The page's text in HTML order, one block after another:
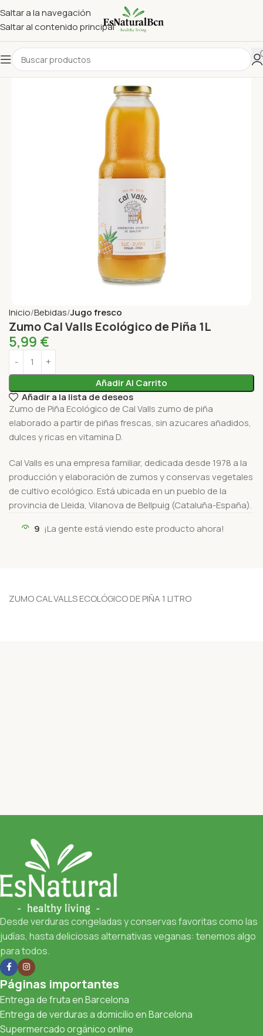
Saltar a la navegación
Saltar al contenido principal
Inicio Bebidas Jugo fresco
Zumo Cal Valls Ecológico de Piña 1L
5,99 €
Añadir Al Carrito
Añadir a la lista de deseos
Zumo de Piña Ecológico de Cal Valls zumo de piña
elaborado a partir de piñas frescas, sin azucares añadidos,
dulces y ricas en vitamina D.
Cal Valls es una empresa familiar, dedicada desde 1978 a la
producción y elaboración de zumos y conservas vegetales
de cultivo ecológico. Está ubicada en un pueblo de la
provincia de Lleida, Vilanova de Bellpuig (Cataluña-España).
9 ¡La gente está viendo este producto ahora!
ZUMO CAL VALLS ECOLÓGICO DE PIÑA 1 LITRO
Desde verduras congeladas y conservas favoritas como las
judías, hasta deliciosas alternativas veganas: tenemos algo
para todos.
Páginas importantes
Entrega de fruta en Barcelona
Entrega de verduras a domicilio en Barcelona
Supermercado orgánico online